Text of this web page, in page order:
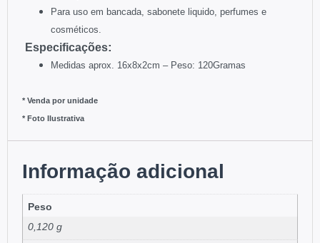
Para uso em bancada, sabonete liquido, perfumes e
cosméticos.
Especificações:
Medidas aprox. 16x8x2cm – Peso: 120Gramas
* Venda por unidade
* Foto Ilustrativa
Informação adicional
Peso
0,120 g